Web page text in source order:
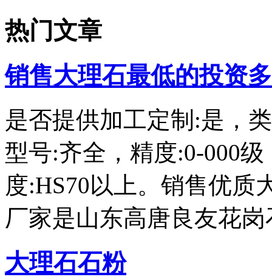
热门文章
销售大理石最低的投资
是否提供加工定制:是，
型号:齐全，精度:0-000
度:HS70以上。销售优质
厂家是山东高唐良友花
大理石石粉